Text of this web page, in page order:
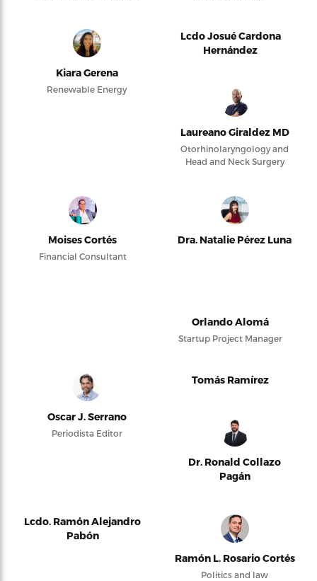
Kiara Gerena
Renewable Energy
Lcdo Josué Cardona
Hernández
Laureano Giraldez MD
Otorhinolaryngology and
Head and Neck Surgery
Moises Cortés
Financial Consultant
Dra. Natalie Pérez Luna
Orlando Alomá
Startup Project Manager
Oscar J. Serrano
Periodista Editor
Tomás Ramírez
Dr. Ronald Collazo
Pagán
Lcdo. Ramón Alejandro
Pabón
Ramón L. Rosario Cortés
Politics and law